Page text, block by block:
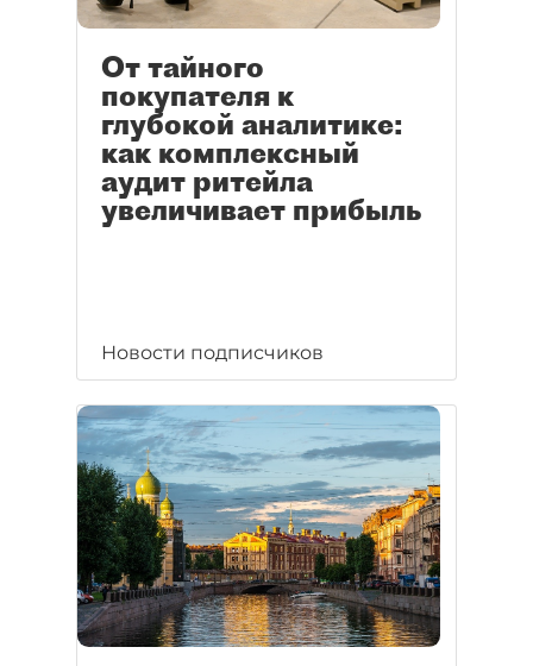
От тайного
покупателя к
глубокой аналитике:
как комплексный
аудит ритейла
увеличивает прибыль
Новости подписчиков